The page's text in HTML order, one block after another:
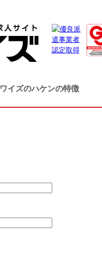
ワイズのハケンの特徴